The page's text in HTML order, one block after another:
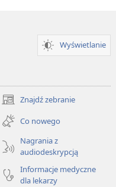
Wyświetlanie
Znajdź zebranie
(opens
new
window)
Co nowego
Nagrania z
audiodeskrypcją
Informacje medyczne
dla lekarzy